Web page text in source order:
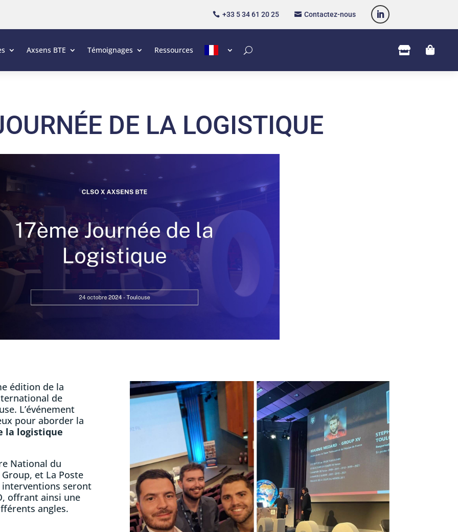
 +33 5 34 61 20 25  Contactez-nous
Axsens BTE Témoignages Ressources  
DE LA LOGISTIQUE
édition de la
de
L’événement
pour aborder la
la logistique
National du
et La Poste
interventions seront
offrant ainsi une
angles.